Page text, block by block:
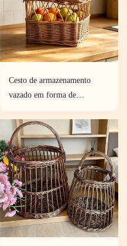
Cesto de armazenamento
vazado em forma de
alça dupla, cesto natural
tecido à mão em vários
tamanhos.